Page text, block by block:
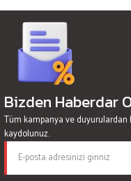
Bizden Haberdar
Tüm kampanya ve
kaydolunuz.